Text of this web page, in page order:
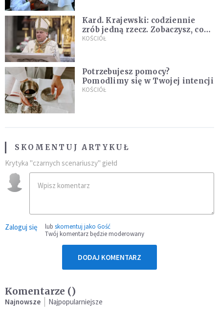
Kard. Krajewski: codziennie
zrób jedną rzecz. Zobaczysz, co
stanie się z twoim życiem
KOŚCIÓŁ
Potrzebujesz pomocy?
Pomodlimy się w Twojej intencji
KOŚCIÓŁ
SKOMENTUJ ARTYKUŁ
Krytyka "czarnych scenariuszy" giełd
Zaloguj się lub skomentuj jako Gość
Twój komentarz będzie moderowany
DODAJ KOMENTARZ
Komentarze ()
Najnowsze Najpopularniejsze